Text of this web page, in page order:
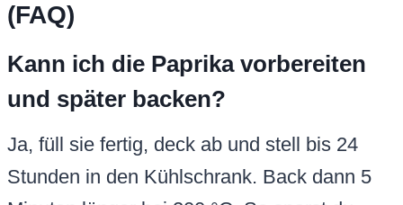
(FAQ)
Kann ich die Paprika vorbereiten
und später backen?
Ja, füll sie fertig, deck ab und stell bis 24
Stunden in den Kühlschrank. Back dann 5